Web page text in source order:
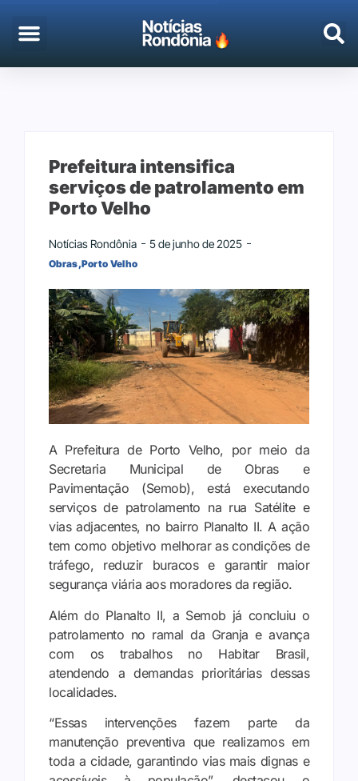
Prefeitura intensifica
serviços de patrolamento em
Porto Velho
Notícias Rondônia 5 de junho de 2025
Obras,Porto Velho
A Prefeitura de Porto Velho, por meio da
Secretaria Municipal de Obras e
Pavimentação (Semob), está executando
serviços de patrolamento na rua Satélite e
vias adjacentes, no bairro Planalto II. A ação
tem como objetivo melhorar as condições de
tráfego, reduzir buracos e garantir maior
segurança viária aos moradores da região.
Além do Planalto II, a Semob já concluiu o
patrolamento no ramal da Granja e avança
com os trabalhos no Habitar Brasil,
atendendo a demandas prioritárias dessas
localidades.
“Essas intervenções fazem parte da
manutenção preventiva que realizamos em
toda a cidade, garantindo vias mais dignas e